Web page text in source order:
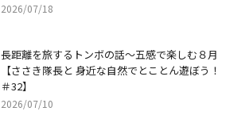
2026/07/18
長距離を旅するトンボの話～五感で楽しむ８月
【ささき隊長と 身近な自然でとことん遊ぼう！
＃32】
2026/07/10